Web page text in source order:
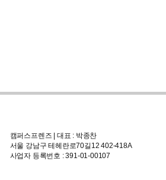
캠퍼스프렌즈 | 대표 : 박종찬
서울 강남구 테헤란로70길12 402-418A
사업자 등록번호 : 391-01-00107